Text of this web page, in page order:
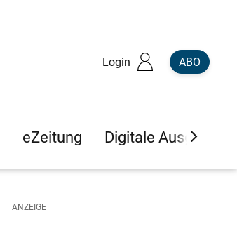
Login ABO
eZeitung Digitale Ausgaben